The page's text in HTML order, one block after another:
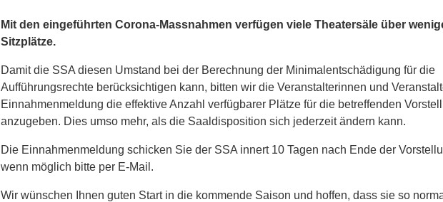
Mit den eingeführten Corona-Massnahmen verfügen viele Theatersäle über
Sitzplätze.
Damit die SSA diesen Umstand bei der Berechnung der Minimalentschädigung für die
Aufführungsrechte berücksichtigen kann, bitten wir die Veranstalterinnen und
Einnahmenmeldung die effektive Anzahl verfügbarer Plätze für die betreffenden
anzugeben. Dies umso mehr, als die Saaldisposition sich jederzeit ändern kann.
Die Einnahmenmeldung schicken Sie der SSA innert 10 Tagen nach Ende der
wenn möglich bitte per E-Mail.
Wir wünschen Ihnen guten Start in die kommende Saison und hoffen, dass sie so